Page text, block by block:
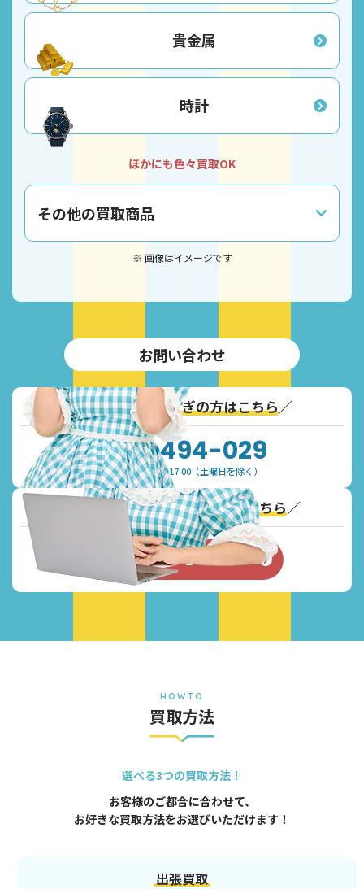
貴金属
時計
ほかにも色々買取OK
その他の買取商品
※ 画像はイメージです
お問い合わせ
＼通話無料！お急ぎの方はこちら／
0120-494-029
受付時間：9:30~17:00（土曜日を除く）
Webからのお問い合わせはこちら／
お問い合わせフォーム
HOWTO
買取方法
選べる3つの買取方法！
お客様のご都合に合わせて、
お好きな買取方法をお選びいただけます！
出張買取